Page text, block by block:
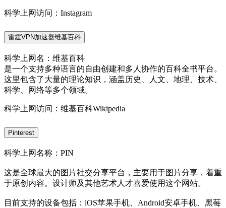
科学上网访问：Instagram
雷霆VPN加速器维基百科
科学上网名：维基百科
是一个支持多种语言的自由创建和多人协作的百科全书平台。
这里包含了大量的理论知识，涵盖历史、人文、地理、技术、
科学、网络等多个领域。
科学上网访问：维基百科Wikipedia
Pinterest
科学上网名称：PIN
这是全球最大的图片社交分享平台，主要用于图片分享，着重
于原创内容。设计师及其他艺术人才喜爱使用这个网站。
目前支持的设备包括：iOS苹果手机、Android安卓手机、黑莓